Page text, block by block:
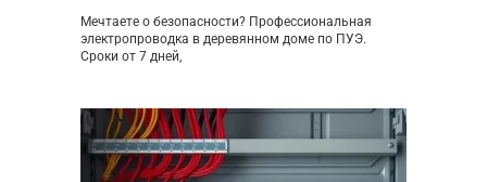
Мечтаете о безопасности? Профессиональная
электропроводка в деревянном доме по ПУЭ.
Сроки от 7 дней,